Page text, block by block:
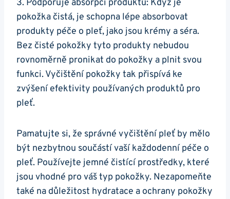
3. Podporuje absorpci ⁣produktů: Když⁤ je
pokožka čistá, je ​schopna lépe ​absorbovat ​
produkty péče ​o pleť, jako ‍jsou krémy a⁢ séra.
Bez čisté‌ pokožky tyto produkty nebudou ​
rovnoměrně pronikat do pokožky a plnit svou
funkci. ‍Vyčištění ​pokožky tak přispívá ke
zvýšení efektivity používaných produktů pro
⁢pleť.
Pamatujte si, že správné vyčištění pleť⁤ by mělo
být ​nezbytnou součástí​ vaší každodenní péče o
pleť.‍ Používejte jemné čistící prostředky, které
jsou vhodné ​pro ⁢váš typ pokožky. ⁤Nezapomeňte
⁤také ‌na důležitost hydratace a⁢ ochrany pokožky